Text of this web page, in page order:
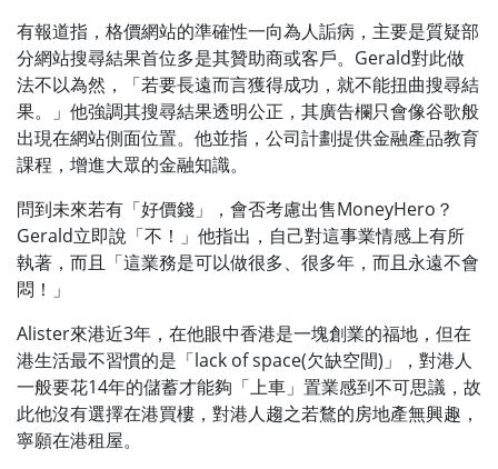
有報道指，格價網站的準確性一向為人詬病，主要是質疑部
分網站搜尋結果首位多是其贊助商或客戶。Gerald對此做
法不以為然，「若要長遠而言獲得成功，就不能扭曲搜尋結
果。」他強調其搜尋結果透明公正，其廣告欄只會像谷歌般
出現在網站側面位置。他並指，公司計劃提供金融產品教育
課程，增進大眾的金融知識。
問到未來若有「好價錢」，會否考慮出售MoneyHero？
Gerald立即說「不！」他指出，自己對這事業情感上有所
執著，而且「這業務是可以做很多、很多年，而且永遠不會
悶！」
Alister來港近3年，在他眼中香港是一塊創業的福地，但在
港生活最不習慣的是「lack of space(欠缺空間)」，對港人
一般要花14年的儲蓄才能夠「上車」置業感到不可思議，故
此他沒有選擇在港買樓，對港人趨之若鶩的房地產無興趣，
寧願在港租屋。